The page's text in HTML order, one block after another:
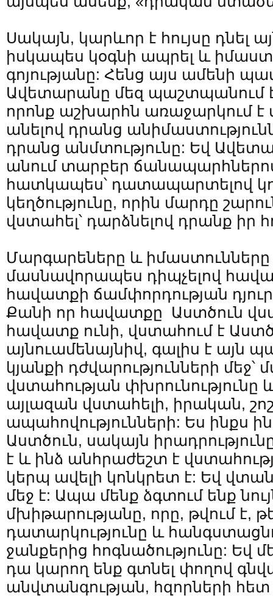
Սակայն, կարևոր է հույսը դնել
իսկապես կօգնի ապրել և իմաստ
գոյությանը: Հենց այս ամենի
Ավետարանը մեզ պաշտպանում է
որոնք աշխարհն առաջարկում է
անելով դրանց
դրանց անմտությունը: Եվ
անում տարբեր
հատկապես՝ դատապարտելով
կեղծությունը, որին մարդը
վստահել՝ դարձնելով դրանք իր
Մարգարեները և իմաստունները
մասնավորապես դիպչելով
հավատքի ճամփորդության
Քանի որ հավատքը Աստծուն
հավատք ունի, վստահում է
այնուամենայնիվ, գալիս է այն
կյանքի դժվարությունների մեջ՝
վստահության փխրունությունը
այլազան վստահելի, իրական,
ապահովությունների: Ես ինքս
Աստծուն, սակայն
է և ինձ անհրաժեշտ է
կերպ ավելի կոնկրետ է: Եվ
մեջ է: Ապա մենք ձգտում ենք
մխիթարությանը, որը, թվում է,
դատարկությունը և
ջանքերից հոգնածությունը: Եվ
դա կարող ենք գտնել փողով
անվտանգության, հզորների հետ